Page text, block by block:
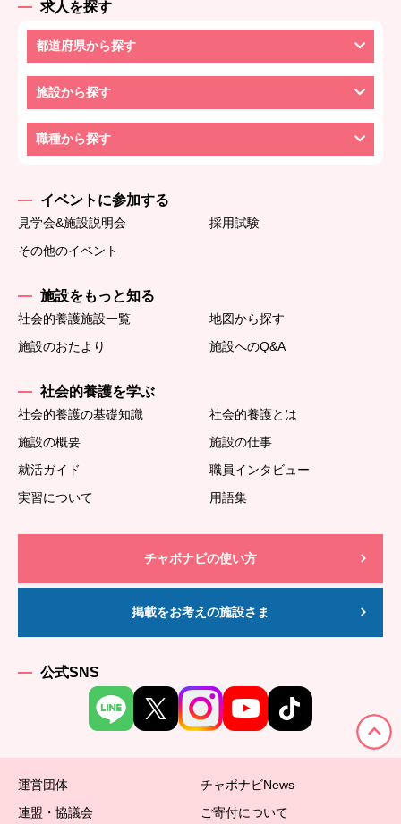
求人を探す
都道府県から探す
施設から探す
職種から探す
イベントに参加する
見学会&施設説明会
採用試験
その他のイベント
施設をもっと知る
社会的養護施設一覧
地図から探す
施設のおたより
施設へのQ&A
社会的養護を学ぶ
社会的養護の基礎知識
社会的養護とは
施設の概要
施設の仕事
就活ガイド
職員インタビュー
実習について
用語集
チャボナビの使い方
掲載をお考えの施設さま
公式SNS
運営団体
チャボナビNews
連盟・協議会
ご寄付について